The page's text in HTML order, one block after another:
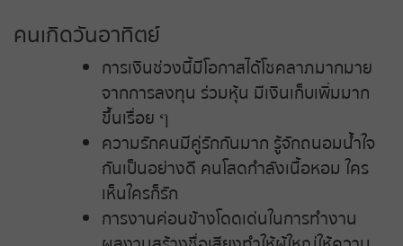
หวยหุ้นจีน บ่าย
หวยหุ้นไต้หวัน
หวยหุ้นสิงคโปร์
หวยหุ้นอิยิป
หวยหุ้นเยอรมัน
คนเกิดวันอาทิตย์
การเงินช่วงนี้มีโอกาสได้โชคลาภมากมาย
จากการลงทุน ร่วมหุ้น มีเงินเก็บเพิ่มมาก
ขึ้นเรื่อย ๆ
ความรักคนมีคู่รักกันมาก รู้จักถนอมน้ำใจ
กันเป็นอย่างดี คนโสดกำลังเนื้อหอม ใคร
เห็นใครก็รัก
การงานค่อนข้างโดดเด่นในการทำงาน